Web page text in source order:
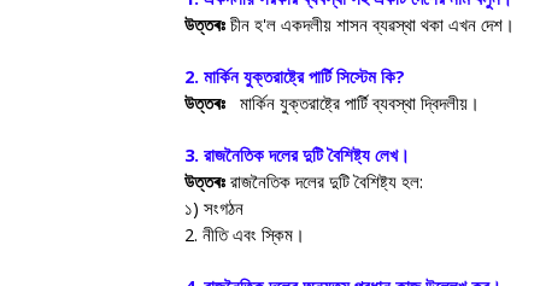
উত্তৰঃ চীন হ'ল একদলীয় শাসন ব্যৱস্থা থকা এখন দেশ।
2. মার্কিন যুক্তরাষ্ট্রে পার্টি সিস্টেম কি?
উত্তৰঃ মার্কিন যুক্তরাষ্ট্রে পার্টি ব্যবস্থা দ্বিদলীয়।
3. রাজনৈতিক দলের দুটি বৈশিষ্ট্য লেখ।
উত্তৰঃ রাজনৈতিক দলের দুটি বৈশিষ্ট্য হল:
১) সংগঠন
2. নীতি এবং স্কিম।